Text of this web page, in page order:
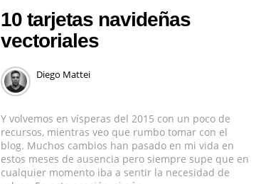
10 tarjetas navideñas
vectoriales
Diego Mattei
Y volvemos en vísperas del 2015 con un poco de
recursos, mientras veo que rumbo tomar con el
blog. Muchos cambios han pasado en mi vida en
estos meses de ausencia pero siempre supe que en
cualquier momento iba a sentir la necesidad de